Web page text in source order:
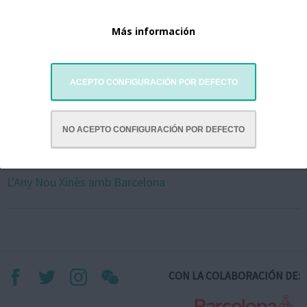
Más información
ACEPTO CONFIGURACIÓN POR DEFECTO
NO ACEPTO CONFIGURACIÓN POR DEFECTO
L'Any Nou Xinès amb Barcelona
CON LA COLABORACIÓN DE: